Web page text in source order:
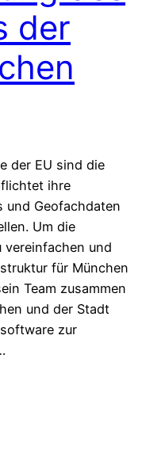
der
der EU sind die
ihre
und Geofachdaten
Um die
vereinfachen und
für München
Team zusammen
und der Stadt
zur